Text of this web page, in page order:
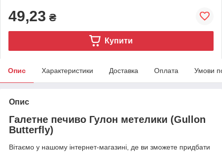
49,23 ₴
Купити
Опис Характеристики Доставка Оплата Умови
Опис
Галетне печиво Гулон метелики (Gullon
Butterfly)
Вітаємо у нашому інтернет-магазині, де ви зможете придбати